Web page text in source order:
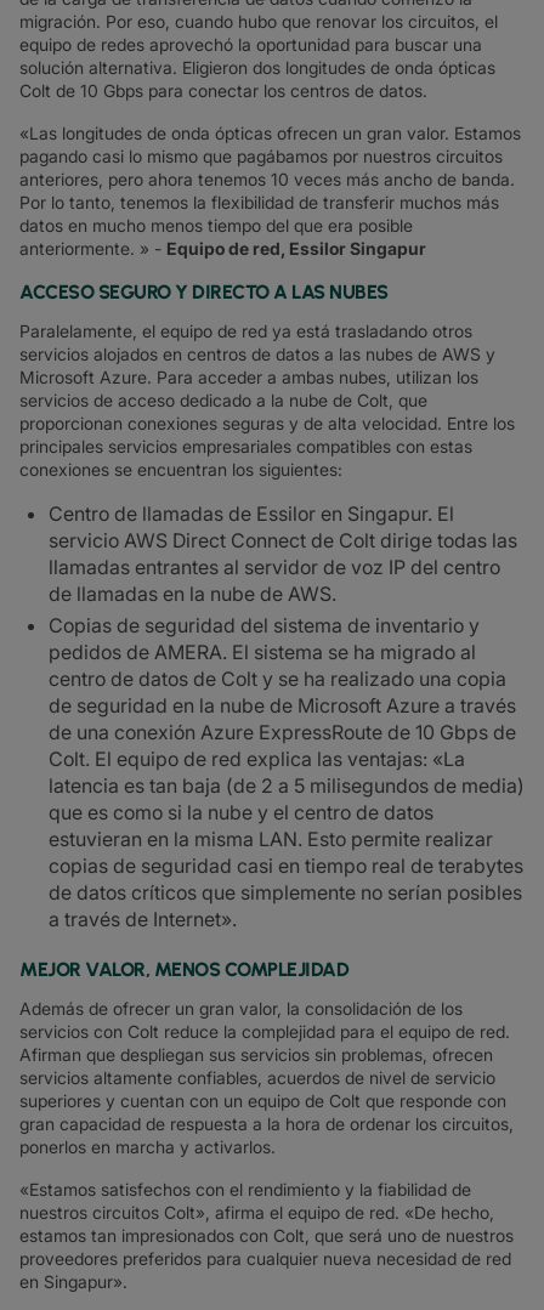
migración. Por eso, cuando hubo que renovar los circuitos, el
equipo de redes aprovechó la oportunidad para buscar una
solución alternativa. Eligieron dos longitudes de onda ópticas
Colt de 10 Gbps para conectar los centros de datos.
«Las longitudes de onda ópticas ofrecen un gran valor. Estamos
pagando casi lo mismo que pagábamos por nuestros circuitos
anteriores, pero ahora tenemos 10 veces más ancho de banda.
Por lo tanto, tenemos la flexibilidad de transferir muchos más
datos en mucho menos tiempo del que era posible
anteriormente. » - Equipo de red, Essilor Singapur
ACCESO SEGURO Y DIRECTO A LAS NUBES
Paralelamente, el equipo de red ya está trasladando otros
servicios alojados en centros de datos a las nubes de AWS y
Microsoft Azure. Para acceder a ambas nubes, utilizan los
servicios de acceso dedicado a la nube de Colt, que
proporcionan conexiones seguras y de alta velocidad. Entre los
principales servicios empresariales compatibles con estas
conexiones se encuentran los siguientes:
Centro de llamadas de Essilor en Singapur. El
servicio AWS Direct Connect de Colt dirige todas las
llamadas entrantes al servidor de voz IP del centro
de llamadas en la nube de AWS.
Copias de seguridad del sistema de inventario y
pedidos de AMERA. El sistema se ha migrado al
centro de datos de Colt y se ha realizado una copia
de seguridad en la nube de Microsoft Azure a través
de una conexión Azure ExpressRoute de 10 Gbps de
Colt. El equipo de red explica las ventajas: «La
latencia es tan baja (de 2 a 5 milisegundos de media)
que es como si la nube y el centro de datos
estuvieran en la misma LAN. Esto permite realizar
copias de seguridad casi en tiempo real de terabytes
de datos críticos que simplemente no serían posibles
a través de Internet».
MEJOR VALOR, MENOS COMPLEJIDAD
Además de ofrecer un gran valor, la consolidación de los
servicios con Colt reduce la complejidad para el equipo de red.
Afirman que despliegan sus servicios sin problemas, ofrecen
servicios altamente confiables, acuerdos de nivel de servicio
superiores y cuentan con un equipo de Colt que responde con
gran capacidad de respuesta a la hora de ordenar los circuitos,
ponerlos en marcha y activarlos.
«Estamos satisfechos con el rendimiento y la fiabilidad de
nuestros circuitos Colt», afirma el equipo de red. «De hecho,
estamos tan impresionados con Colt, que será uno de nuestros
proveedores preferidos para cualquier nueva necesidad de red
en Singapur».